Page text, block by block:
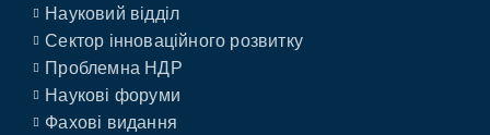
Науковий відділ
Сектор інноваційного розвитку
Проблемна НДР
Наукові форуми
Фахові видання